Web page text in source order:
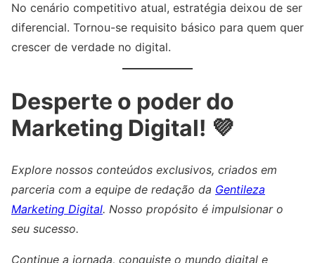
No cenário competitivo atual, estratégia deixou de ser
diferencial. Tornou-se requisito básico para quem quer
crescer de verdade no digital.
Desperte o poder do
Marketing Digital! 💜
Explore nossos conteúdos exclusivos, criados em
parceria com a equipe de redação da Gentileza
Marketing Digital. Nosso propósito é impulsionar o
seu sucesso.
Continue a jornada, conquiste o mundo digital e